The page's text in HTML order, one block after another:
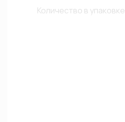
Количество в упаковке